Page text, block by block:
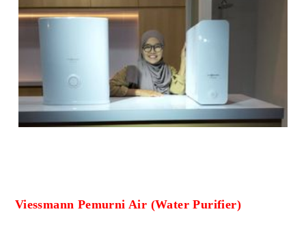
Viessmann Pemurni Air (Water Purifier)